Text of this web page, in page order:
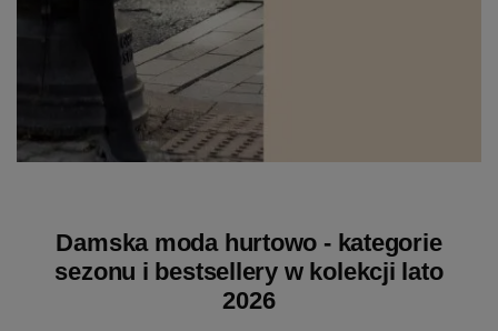
Damska moda hurtowo - kategorie
sezonu i bestsellery w kolekcji lato
2026